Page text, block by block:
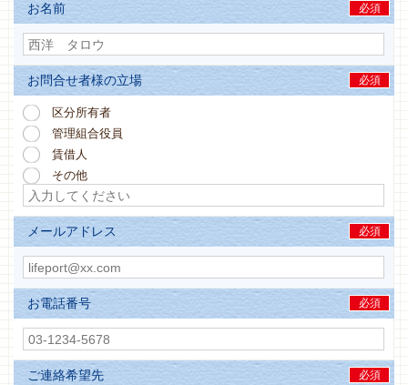
お名前 必須
お問合せ者様の立場 必須
区分所有者
管理組合役員
賃借人
その他
メールアドレス 必須
お電話番号 必須
ご連絡希望先 必須